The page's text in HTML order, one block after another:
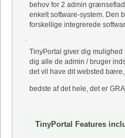
behov for 2 admin
enkelt software-system. Den
forskellige integrerede
.
TinyPortal giver dig
dig alle de admin / bruger
det vil have dit websted
bedste af det hele, det er
TinyPortal Features